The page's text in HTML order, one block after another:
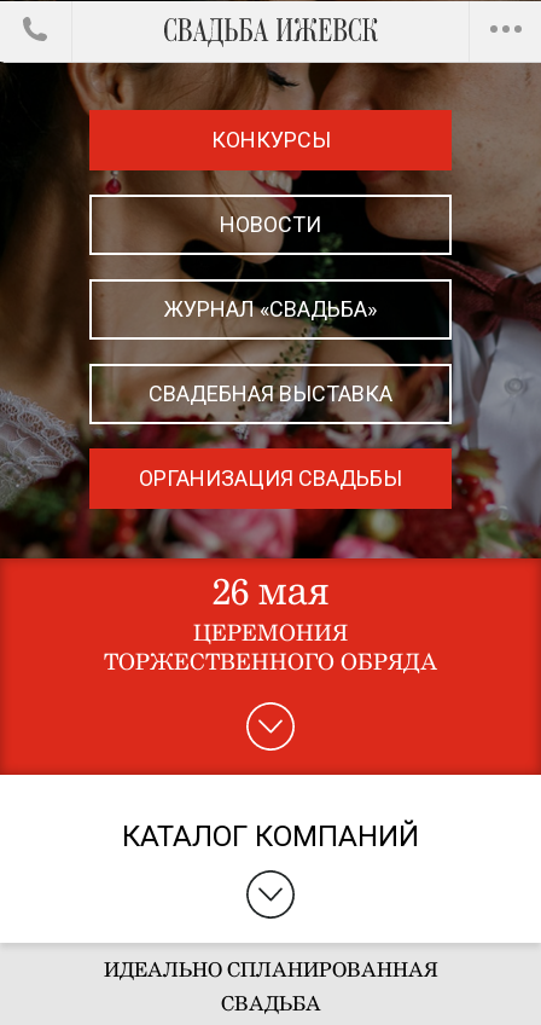
КОНКУРСЫ
НОВОСТИ
ЖУРНАЛ «СВАДЬБА»
СВАДЕБНАЯ ВЫСТАВКА
ОРГАНИЗАЦИЯ СВАДЬБЫ
26 мая
ЦЕРЕМОНИЯ
ТОРЖЕСТВЕННОГО ОБРЯДА
КАТАЛОГ КОМПАНИЙ
ИДЕАЛЬНО СПЛАНИРОВАННАЯ
СВАДЬБА